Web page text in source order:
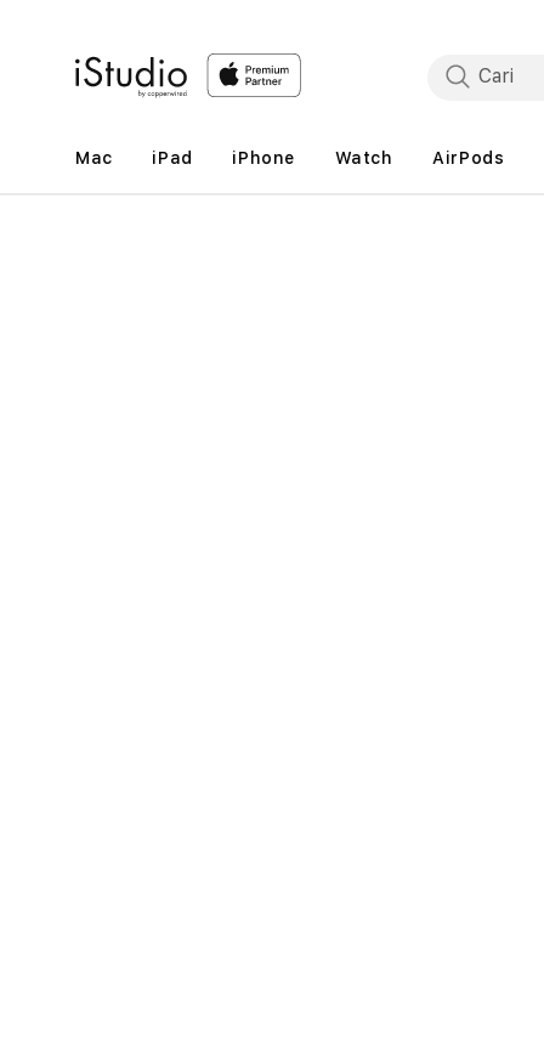
Mac iPad iPhone Watch AirPods